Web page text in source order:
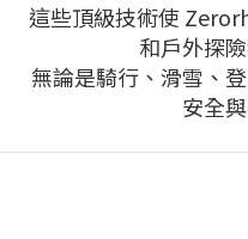
這些頂級技術使
和戶外探
無論是騎行、滑雪、
安全